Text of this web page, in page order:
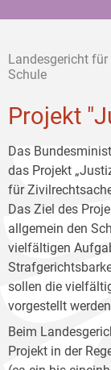
Landesgericht
Schule
Projekt
Das
das Projekt
für
Das Ziel des
allgemein den
vielfältigen
sollen die
vorgestellt
Beim
Projekt in der